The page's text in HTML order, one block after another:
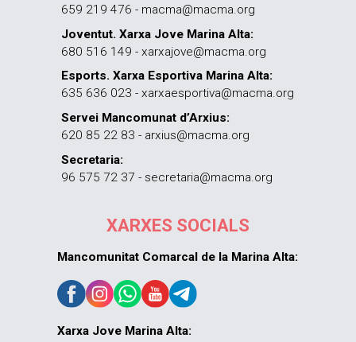
659 219 476 - macma@macma.org
Joventut. Xarxa Jove Marina Alta:
680 516 149 - xarxajove@macma.org
Esports. Xarxa Esportiva Marina Alta:
635 636 023 - xarxaesportiva@macma.org
Servei Mancomunat d’Arxius:
620 85 22 83 - arxius@macma.org
Secretaria:
96 575 72 37 - secretaria@macma.org
XARXES SOCIALS
Mancomunitat Comarcal de la Marina Alta:
Xarxa Jove Marina Alta: